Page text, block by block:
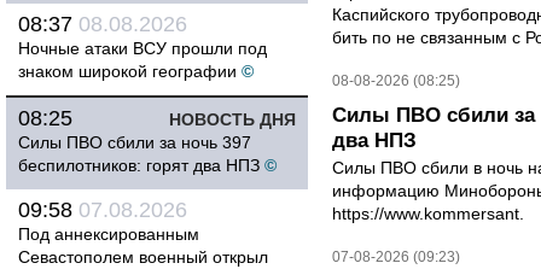
08:37 08.08.2026
Ночные атаки ВСУ прошли под
знаком широкой географии ©
НОВОСТЬ ДНЯ
08:25
Силы ПВО сбили за ночь 397
беспилотников: горят два НПЗ ©
09:58 07.08.2026
Под аннексированным
Севастополем военный открыл
Каспийского
бить по не связанным с
08-08-2026 (08:25)
Силы ПВО сбили за
два НПЗ
Силы ПВО сбили в ночь на
информацию
https://www.kommersant.
07-08-2026 (09:23)